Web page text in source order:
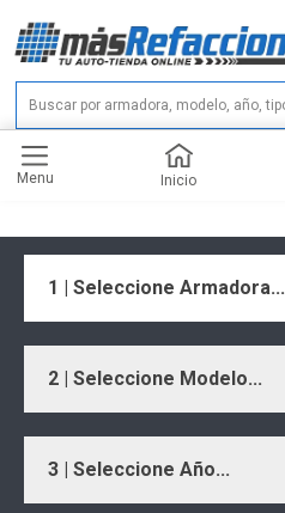
Menu Inicio
1 | Seleccione Armadora...
2 | Seleccione Modelo...
3 | Seleccione Año...